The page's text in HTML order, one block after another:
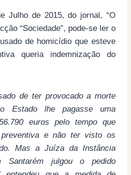
Julho de 2015, do jornal, “O
“Sociedade”, pode-se ler o
de homicídio que esteve
queria indemnização do
de ter provocado a morte
Estado lhe pagasse uma
euros pelo tempo que
e não ter visto os
Mas a Juíza da Instância
Santarém julgou o pedido